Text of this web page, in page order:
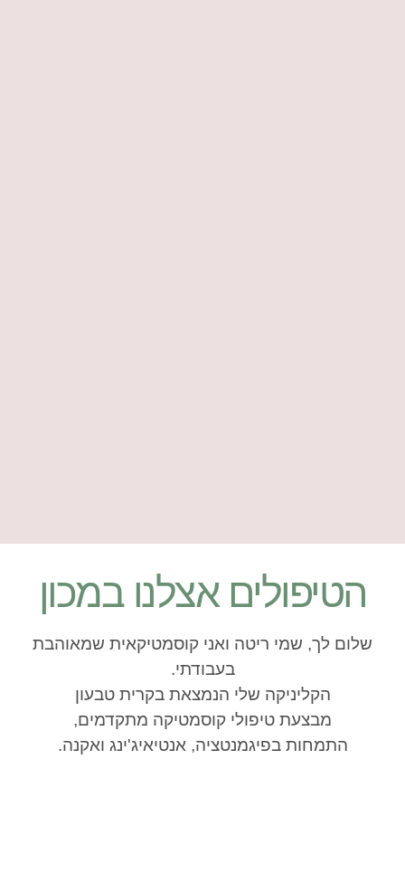
הטיפולים אצלנו במכון
שלום לך, שמי ריטה ואני קוסמטיקאית שמאוהבת
בעבודתי.
הקליניקה שלי הנמצאת בקרית טבעון
מבצעת טיפולי קוסמטיקה מתקדמים,
התמחות בפיגמנטציה, אנטיאיג'ינג ואקנה.